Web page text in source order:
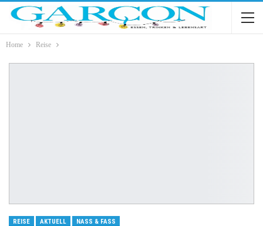
Home Reise
REISE AKTUELL NASS & FASS